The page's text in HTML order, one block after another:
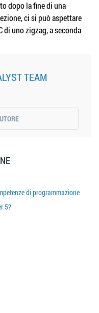
dopo la fine di una
ci si può aspettare
di uno zigzag, a seconda
TEAM
di programmazione
5?